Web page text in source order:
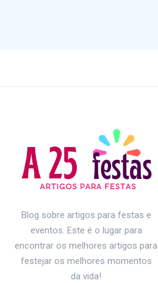
Blog sobre artigos para festas e
eventos. Este é o lugar para
encontrar os melhores artigos para
festejar os melhores momentos
da vida!